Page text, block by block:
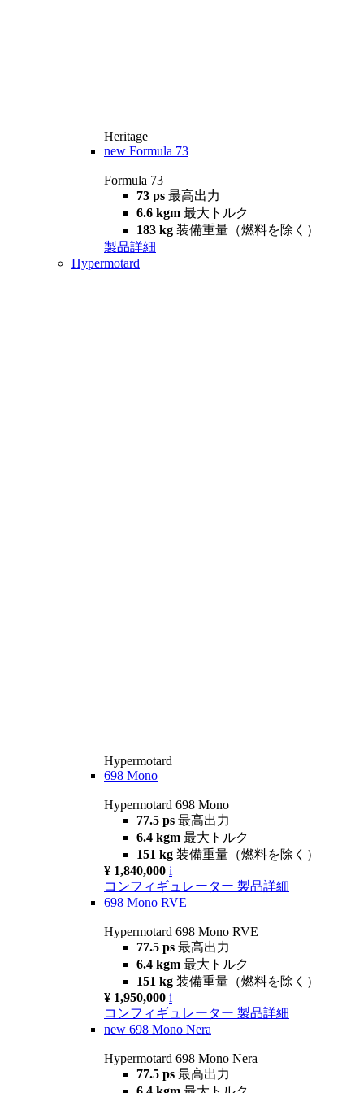
Heritage
new Formula 73
Formula 73
73 ps 最高出力
6.6 kgm 最大トルク
183 kg 装備重量（燃料を除く）
製品詳細
Hypermotard
Hypermotard
698 Mono
Hypermotard 698 Mono
77.5 ps 最高出力
6.4 kgm 最大トルク
151 kg 装備重量（燃料を除く）
¥ 1,840,000 i
コンフィギュレーター 製品詳細
698 Mono RVE
Hypermotard 698 Mono RVE
77.5 ps 最高出力
6.4 kgm 最大トルク
151 kg 装備重量（燃料を除く）
¥ 1,950,000 i
コンフィギュレーター 製品詳細
new 698 Mono Nera
Hypermotard 698 Mono Nera
77.5 ps 最高出力